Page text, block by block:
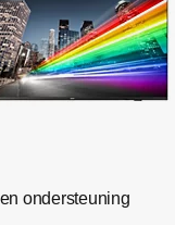
ondersteuning